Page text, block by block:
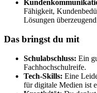
Fähigkeit,
Lösungen
Das bringst du mit
Schulabschluss: Ein
Fachhochschulreife.
Tech-Skills: Eine
für digitale Medien ist